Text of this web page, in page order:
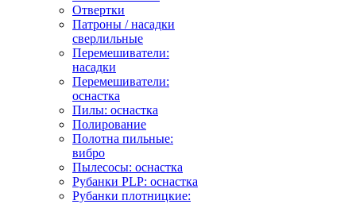
Отвертки
Патроны / насадки
сверлильные
Перемешиватели:
насадки
Перемешиватели:
оснастка
Пилы: оснастка
Полирование
Полотна пильные:
вибро
Пылесосы: оснастка
Рубанки PLP: оснастка
Рубанки плотницкие: